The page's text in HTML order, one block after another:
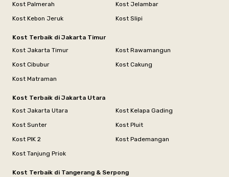
Kost Palmerah
Kost Jelambar
Kost Kebon Jeruk
Kost Slipi
Kost Terbaik di Jakarta Timur
Kost Jakarta Timur
Kost Rawamangun
Kost Cibubur
Kost Cakung
Kost Matraman
Kost Terbaik di Jakarta Utara
Kost Jakarta Utara
Kost Kelapa Gading
Kost Sunter
Kost Pluit
Kost PIK 2
Kost Pademangan
Kost Tanjung Priok
Kost Terbaik di Tangerang & Serpong